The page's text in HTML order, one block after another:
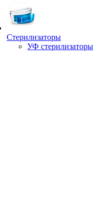
Стерилизаторы
УФ стерилизаторы